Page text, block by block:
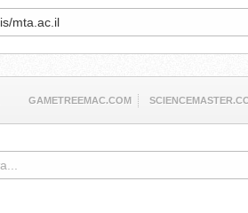
GAMETREEMAC.COM